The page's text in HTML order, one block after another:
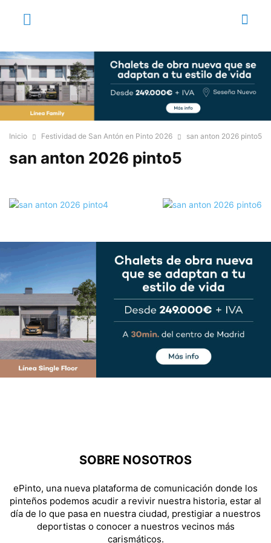
Inicio Festividad de San Antón en Pinto 2026 san anton 2026 pinto5
san anton 2026 pinto5
SOBRE NOSOTROS
ePinto, una nueva plataforma de comunicación donde los
pinteños podemos acudir a revivir nuestra historia, estar al
día de lo que pasa en nuestra ciudad, prestigiar a nuestros
deportistas o conocer a nuestros vecinos más
carismáticos.